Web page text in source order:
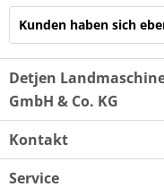
Kunden haben sich
Detjen
GmbH & Co. KG
Kontakt
Service